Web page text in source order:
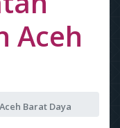
Aceh
Barat Daya